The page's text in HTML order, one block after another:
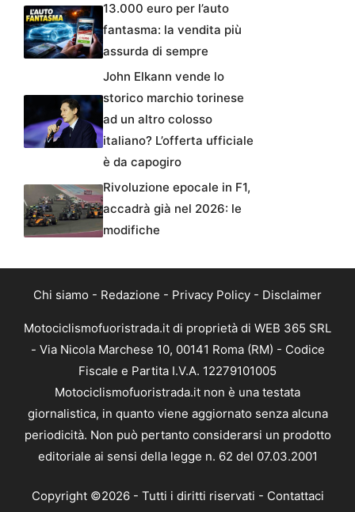
13.000 euro per l’auto
fantasma: la vendita più
assurda di sempre
John Elkann vende lo
storico marchio torinese
ad un altro colosso
italiano? L’offerta ufficiale
è da capogiro
Rivoluzione epocale in F1,
accadrà già nel 2026: le
modifiche
Chi siamo - Redazione - Privacy Policy - Disclaimer
Motociclismofuoristrada.it di proprietà di WEB 365 SRL
- Via Nicola Marchese 10, 00141 Roma (RM) - Codice
Fiscale e Partita I.V.A. 12279101005
Motociclismofuoristrada.it non è una testata
giornalistica, in quanto viene aggiornato senza alcuna
periodicità. Non può pertanto considerarsi un prodotto
editoriale ai sensi della legge n. 62 del 07.03.2001
Copyright ©2026 - Tutti i diritti riservati - Contattaci